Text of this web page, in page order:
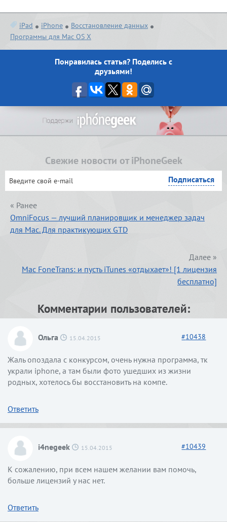
iPad iPhone
Восстановление данных
Программы для Mac OS X
Понравилась статья? Поделись с
друзьями!
Свежие новости от iPhoneGeek
« Ранее
OmniFocus — лучший планировщик и менеджер задач
для Mac. Для практикующих GTD
Далее »
Mac FoneTrans: и пусть iTunes «отдыхает»! [1 лицензия
бесплатно]
Комментарии пользователей:
Ольга 15.04.2015 #10438
Жаль опоздала с конкурсом, очень нужна программа, тк
украли iphone, а там были фото ушедших из жизни
родных, хотелось бы восстановить на компе.
Ответить
i4negeek 15.04.2015 #10439
К сожалению, при всем нашем желании вам помочь,
больше лицензий у нас нет.
Ответить